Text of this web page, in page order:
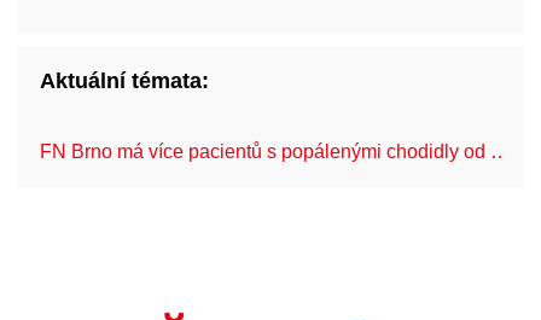
Aktuální témata:
FN Brno má více pacientů s popálenými chodidly od …